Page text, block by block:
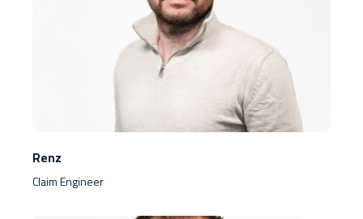
Renz
Claim Engineer